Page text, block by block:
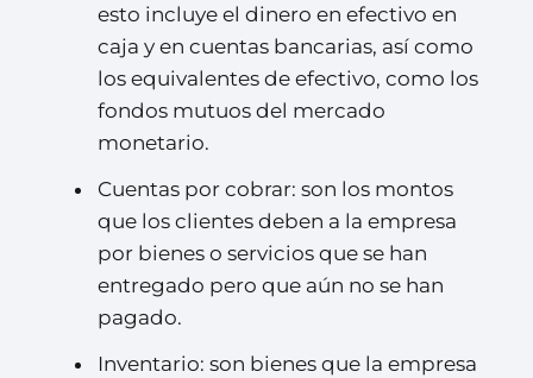
esto incluye el dinero en efectivo en
caja y en cuentas bancarias, así como
los equivalentes de efectivo, como los
fondos mutuos del mercado
monetario.
Cuentas por cobrar: son los montos
que los clientes deben a la empresa
por bienes o servicios que se han
entregado pero que aún no se han
pagado.
Inventario: son bienes que la empresa